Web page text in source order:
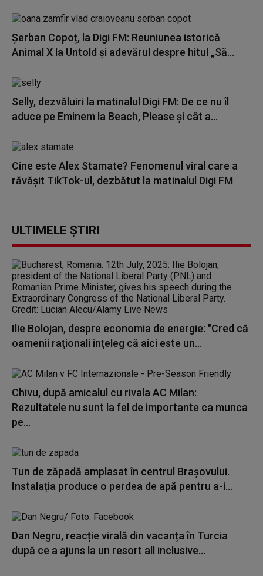
Șerban Copoț, la Digi FM: Reuniunea istorică
Animal X la Untold și adevărul despre hitul „Să...
Selly, dezvăluiri la matinalul Digi FM: De ce nu îl
aduce pe Eminem la Beach, Please și cât a...
Cine este Alex Stamate? Fenomenul viral care a
răvășit TikTok-ul, dezbătut la matinalul Digi FM
ULTIMELE ȘTIRI
Ilie Bolojan, despre economia de energie: "Cred că
oamenii raţionali înţeleg că aici este un...
Chivu, după amicalul cu rivala AC Milan:
Rezultatele nu sunt la fel de importante ca munca
pe...
Tun de zăpadă amplasat în centrul Brașovului.
Instalația produce o perdea de apă pentru a-i...
Dan Negru, reacție virală din vacanța în Turcia
după ce a ajuns la un resort all inclusive...